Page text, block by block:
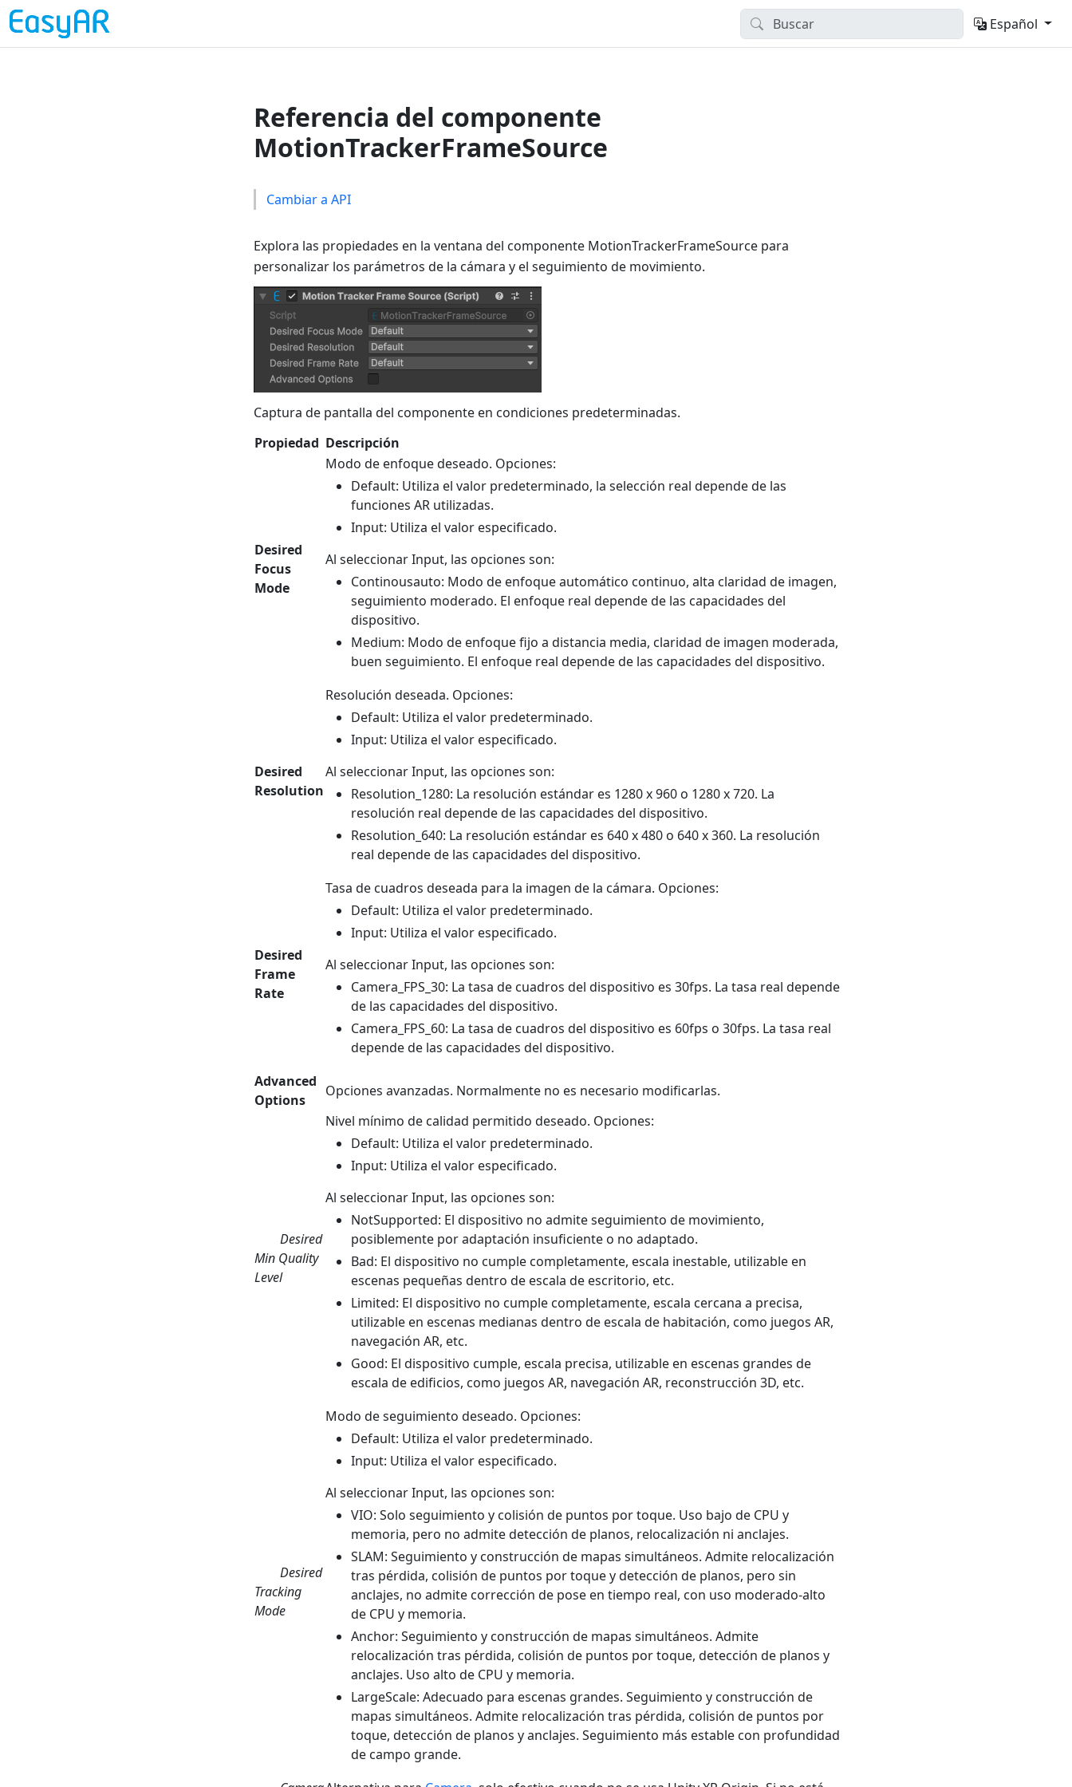
Español
Referencia del componente
MotionTrackerFrameSource
Cambiar a API
Explora las propiedades en la ventana del componente MotionTrackerFrameSource para
personalizar los parámetros de la cámara y el seguimiento de movimiento.
Captura de pantalla del componente en condiciones predeterminadas.
Propiedad Descripción
Desired
Focus
Mode
Modo de enfoque deseado. Opciones:
Default: Utiliza el valor predeterminado, la selección real depende de las
funciones AR utilizadas.
Input: Utiliza el valor especificado.
Al seleccionar Input, las opciones son:
Continousauto: Modo de enfoque automático continuo, alta claridad de imagen,
seguimiento moderado. El enfoque real depende de las capacidades del
dispositivo.
Medium: Modo de enfoque fijo a distancia media, claridad de imagen moderada,
buen seguimiento. El enfoque real depende de las capacidades del dispositivo.
Desired
Resolution
Resolución deseada. Opciones:
Default: Utiliza el valor predeterminado.
Input: Utiliza el valor especificado.
Al seleccionar Input, las opciones son:
Resolution_1280: La resolución estándar es 1280 x 960 o 1280 x 720. La
resolución real depende de las capacidades del dispositivo.
Resolution_640: La resolución estándar es 640 x 480 o 640 x 360. La resolución
real depende de las capacidades del dispositivo.
Desired
Frame
Rate
Tasa de cuadros deseada para la imagen de la cámara. Opciones:
Default: Utiliza el valor predeterminado.
Input: Utiliza el valor especificado.
Al seleccionar Input, las opciones son:
Camera_FPS_30: La tasa de cuadros del dispositivo es 30fps. La tasa real depende
de las capacidades del dispositivo.
Camera_FPS_60: La tasa de cuadros del dispositivo es 60fps o 30fps. La tasa real
depende de las capacidades del dispositivo.
Advanced
Options
Opciones avanzadas. Normalmente no es necesario modificarlas.
Desired
Min Quality
Level
Nivel mínimo de calidad permitido deseado. Opciones:
Default: Utiliza el valor predeterminado.
Input: Utiliza el valor especificado.
Al seleccionar Input, las opciones son:
NotSupported: El dispositivo no admite seguimiento de movimiento,
posiblemente por adaptación insuficiente o no adaptado.
Bad: El dispositivo no cumple completamente, escala inestable, utilizable en
escenas pequeñas dentro de escala de escritorio, etc.
Limited: El dispositivo no cumple completamente, escala cercana a precisa,
utilizable en escenas medianas dentro de escala de habitación, como juegos AR,
navegación AR, etc.
Good: El dispositivo cumple, escala precisa, utilizable en escenas grandes de
escala de edificios, como juegos AR, navegación AR, reconstrucción 3D, etc.
Desired
Tracking
Mode
Modo de seguimiento deseado. Opciones:
Default: Utiliza el valor predeterminado.
Input: Utiliza el valor especificado.
Al seleccionar Input, las opciones son:
VIO: Solo seguimiento y colisión de puntos por toque. Uso bajo de CPU y
memoria, pero no admite detección de planos, relocalización ni anclajes.
SLAM: Seguimiento y construcción de mapas simultáneos. Admite relocalización
tras pérdida, colisión de puntos por toque y detección de planos, pero sin
anclajes, no admite corrección de pose en tiempo real, con uso moderado-alto
de CPU y memoria.
Anchor: Seguimiento y construcción de mapas simultáneos. Admite
relocalización tras pérdida, colisión de puntos por toque, detección de planos y
anclajes. Uso alto de CPU y memoria.
LargeScale: Adecuado para escenas grandes. Seguimiento y construcción de
mapas simultáneos. Admite relocalización tras pérdida, colisión de puntos por
toque, detección de planos y anclajes. Seguimiento más estable con profundidad
de campo grande.